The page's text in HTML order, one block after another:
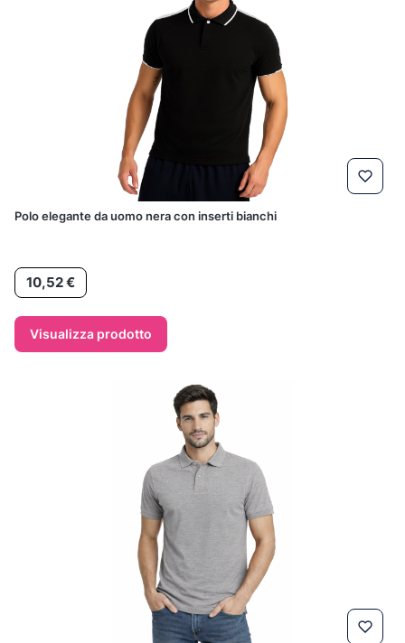
Polo elegante da uomo nera con inserti bianchi
Prezzo
10,52 €
Visualizza prodotto